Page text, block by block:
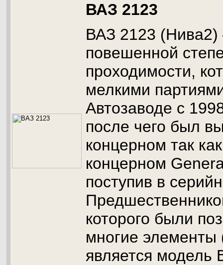
ВАЗ 2123
ВАЗ 2123 (Нива2)
повешенной
проходимости,
мелкими
Автозаводе с
после чего был
концерном так
концерном
поступив в
которого были
многие элементы
является модель